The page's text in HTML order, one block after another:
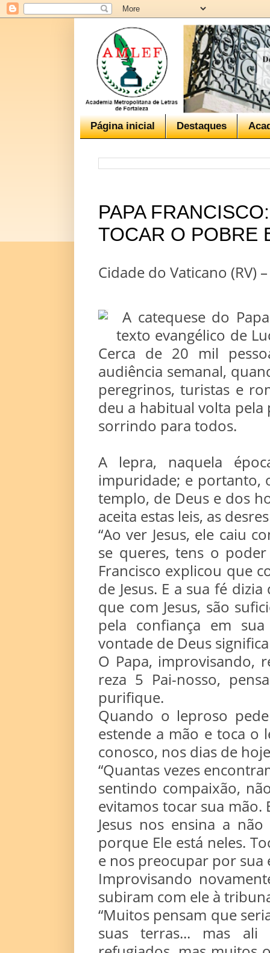
Página inicial Destaques
PAPA
TOCAR O POBRE
Cidade do Vaticano (RV) –
A catequese do
texto evangélico de
Cerca de 20 mil
audiência semanal,
peregrinos, turistas e
deu a habitual volta
sorrindo para todos.
A lepra, naquela
impuridade; e portanto,
templo, de Deus e dos
aceita estas leis, as
“Ao ver Jesus, ele caiu
se queres, tens o
Francisco explicou que
de Jesus. E a sua fé
que com Jesus, são
pela confiança em
vontade de Deus
O Papa, improvisando,
reza 5 Pai-nosso,
purifique.
Quando o leproso
estende a mão e toca o
conosco, nos dias de
“Quantas vezes
sentindo compaixão,
evitamos tocar sua mão.
Jesus nos ensina a
porque Ele está neles.
e nos preocupar por sua
Improvisando
subiram com ele à
“Muitos pensam que
suas terras... mas ali